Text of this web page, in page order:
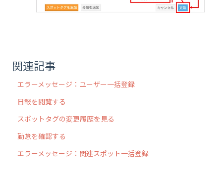
関連記事
エラーメッセージ：ユーザー一括登録
日報を閲覧する
スポットタグの変更履歴を見る
勤怠を確認する
エラーメッセージ：関連スポット一括登録